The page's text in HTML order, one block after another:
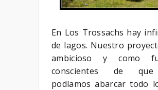
En Los Trossachs hay
de lagos. Nuestro
ambicioso y como
conscientes de
podíamos abarcar todo